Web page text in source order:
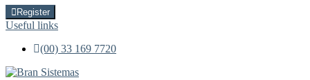
Register
Useful links
(00) 33 169 7720